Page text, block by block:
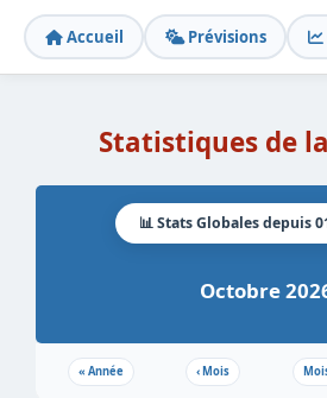
Accueil Prévisions
Statistiques de
📊 Stats Globales depuis
Octobre
« Année ‹Mois